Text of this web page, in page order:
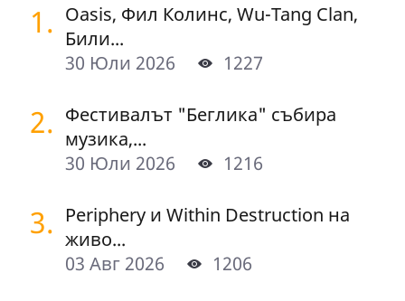
1. Oasis, Фил Колинс, Wu-Tang Clan,
Били...
30 Юли 2026
1227
2. Фестивалът "Беглика" събира
музика,...
30 Юли 2026
1216
3. Periphery и Within Destruction на
живо...
03 Авг 2026
1206